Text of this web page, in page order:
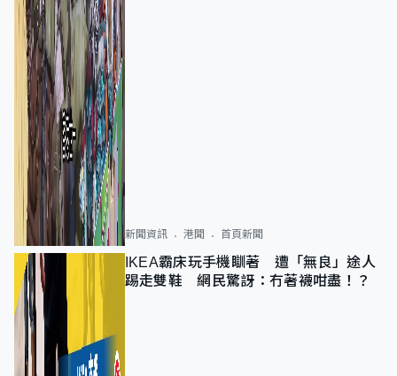
新聞資訊 港聞 首頁新聞
IKEA霸床玩手機瞓著 遭「無良」途人
踢走雙鞋 網民驚訝：冇著襪咁盡！？